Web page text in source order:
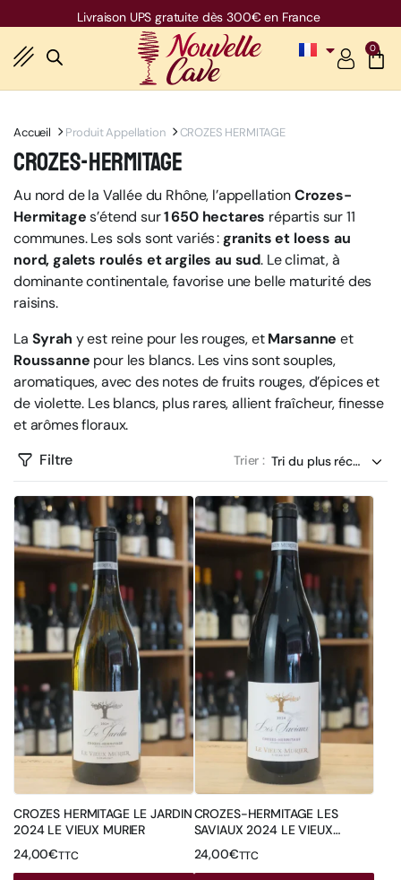
Free shipping over 600€ for ES, IT, DE, BE
0
Accueil Produit Appellation CROZES HERMITAGE
Crozes-Hermitage
Au nord de la Vallée du Rhône, l’appellationCrozes-
Hermitages’étend sur1 650 hectares répartis sur 11
communes. Les sols sont variés :granits et loess au
nord, galets roulés et argiles au sud. Le climat, à
dominante continentale, favorise une belle maturité des
raisins.
La Syrah y est reine pour les rouges, etMarsanne et
Roussanne pour les blancs. Les vins sont souples,
aromatiques, avec des notes de fruits rouges, d’épices et
de violette. Les blancs, plus rares, allient fraîcheur, finesse
et arômes floraux.
Filtre
Trier :
CROZES HERMITAGE LE JARDIN
2024 LE VIEUX MURIER
24,00€TTC
CROZES-HERMITAGE LES
SAVIAUX 2024 LE VIEUX
MURIER
24,00€TTC